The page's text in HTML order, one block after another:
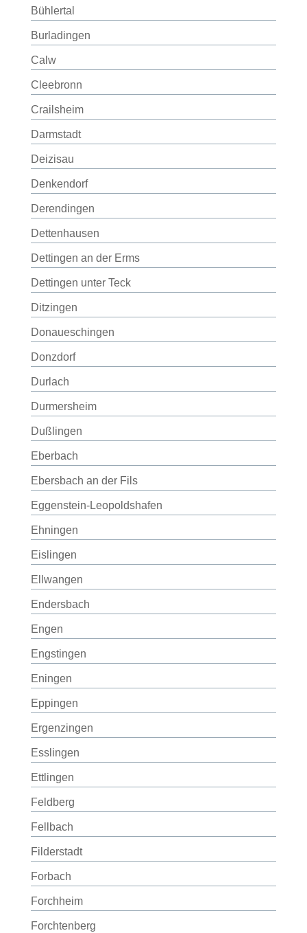
Bühlertal
Burladingen
Calw
Cleebronn
Crailsheim
Darmstadt
Deizisau
Denkendorf
Derendingen
Dettenhausen
Dettingen an der Erms
Dettingen unter Teck
Ditzingen
Donaueschingen
Donzdorf
Durlach
Durmersheim
Dußlingen
Eberbach
Ebersbach an der Fils
Eggenstein-Leopoldshafen
Ehningen
Eislingen
Ellwangen
Endersbach
Engen
Engstingen
Eningen
Eppingen
Ergenzingen
Esslingen
Ettlingen
Feldberg
Fellbach
Filderstadt
Forbach
Forchheim
Forchtenberg